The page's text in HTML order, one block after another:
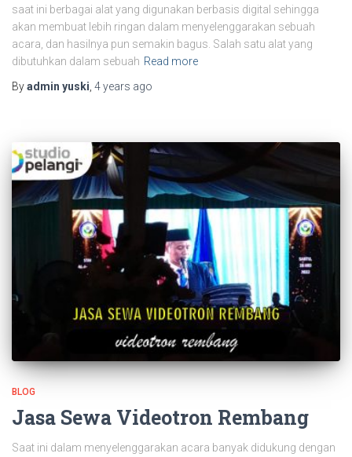
saat ini berbagai alat yang digunakan berbasis digital sehingga
akan membuat lebih ringan dalam menyelenggarakan sebuah
acara, dan hasilnya pun semakin bagus. Salah satu alat yang
dibutuhkan dalam sebuah Read more
Byadmin yuski, 4 years ago
BLOG
Jasa Sewa Videotron Rembang
Saat ini dalam menyelenggarakan acara banyak didukung dengan